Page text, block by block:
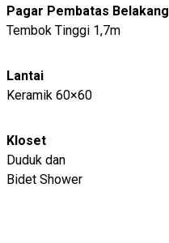
Pagar Pembatas Belakang
Tembok Tinggi 1,7m
Lantai
Keramik 60×60
Kloset
Duduk dan
Bidet Shower